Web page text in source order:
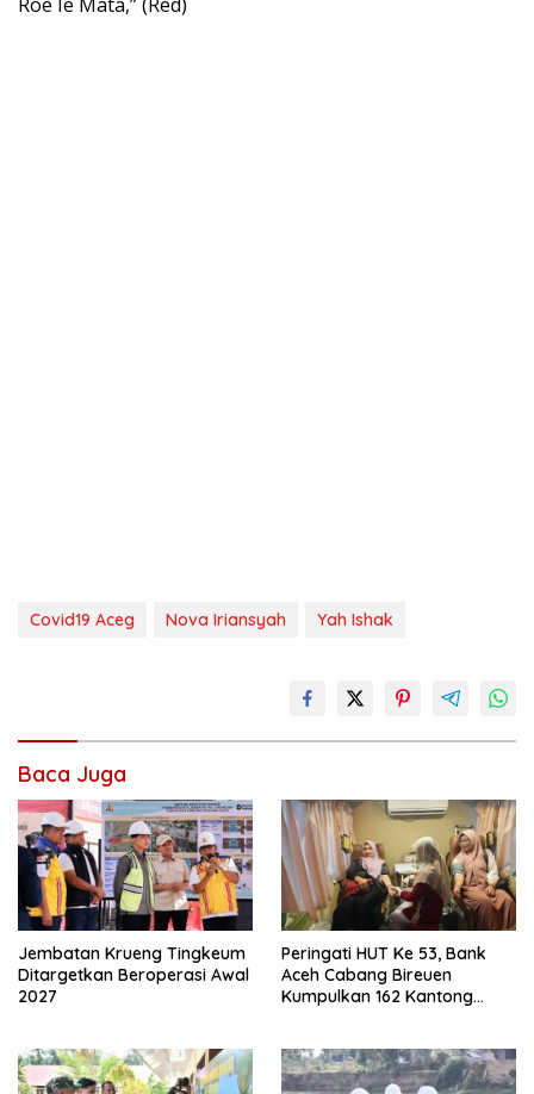
Covid19 Aceg Nova Iriansyah Yah Ishak
Baca Juga
Jembatan Krueng Tingkeum
Ditargetkan Beroperasi Awal
2027
Peringati HUT Ke 53, Bank
Aceh Cabang Bireuen
Kumpulkan 162 Kantong